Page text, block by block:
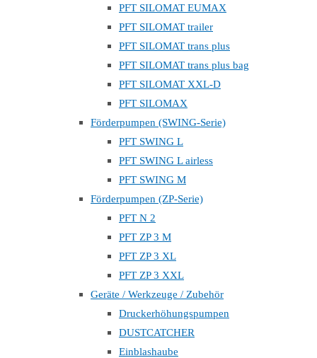
PFT SILOMAT EUMAX
PFT SILOMAT trailer
PFT SILOMAT trans plus
PFT SILOMAT trans plus bag
PFT SILOMAT XXL-D
PFT SILOMAX
Förderpumpen (SWING-Serie)
PFT SWING L
PFT SWING L airless
PFT SWING M
Förderpumpen (ZP-Serie)
PFT N 2
PFT ZP 3 M
PFT ZP 3 XL
PFT ZP 3 XXL
Geräte / Werkzeuge / Zubehör
Druckerhöhungspumpen
DUSTCATCHER
Einblashaube